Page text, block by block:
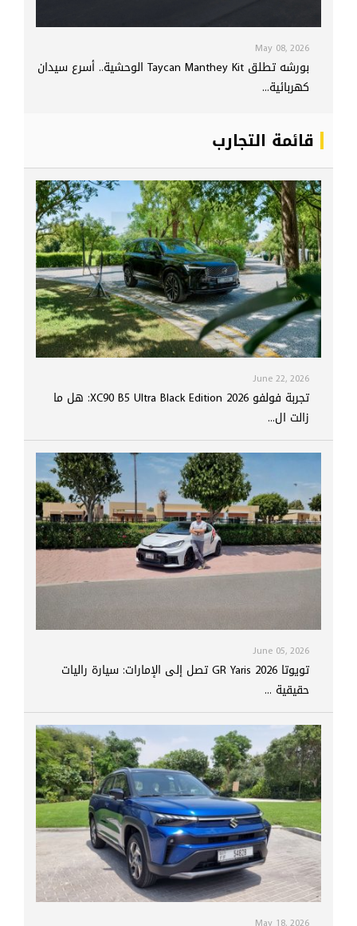
May 08, 2026
بورشه تطلق Taycan Manthey Kit الوحشية.. أسرع سيدان
كهربائية...
قائمة التجارب
June 22, 2026
تجربة فولفو XC90 B5 Ultra Black Edition 2026: هل ما
زالت ال...
June 05, 2026
تويوتا GR Yaris 2026 تصل إلى الإمارات: سيارة راليات
حقيقية ...